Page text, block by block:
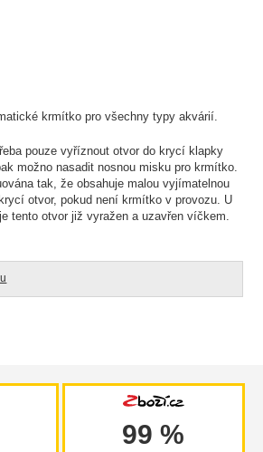
krmítko pro všechny typy akvárií.
pouze vyříznout otvor do krycí klapky
možno nasadit nosnou misku pro krmítko.
tak, že obsahuje malou vyjímatelnou
otvor, pokud není krmítko v provozu. U
tento otvor již vyražen a uzavřen víčkem.
99 %